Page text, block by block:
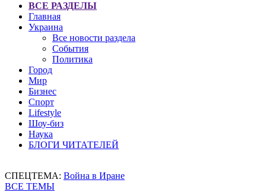
ВСЕ РАЗДЕЛЫ
Главная
Украина
Все новости раздела
События
Политика
Город
Мир
Бизнес
Спорт
Lifestyle
Шоу-биз
Наука
БЛОГИ ЧИТАТЕЛЕЙ
СПЕЦТЕМА: Война в Иране
ВСЕ ТЕМЫ